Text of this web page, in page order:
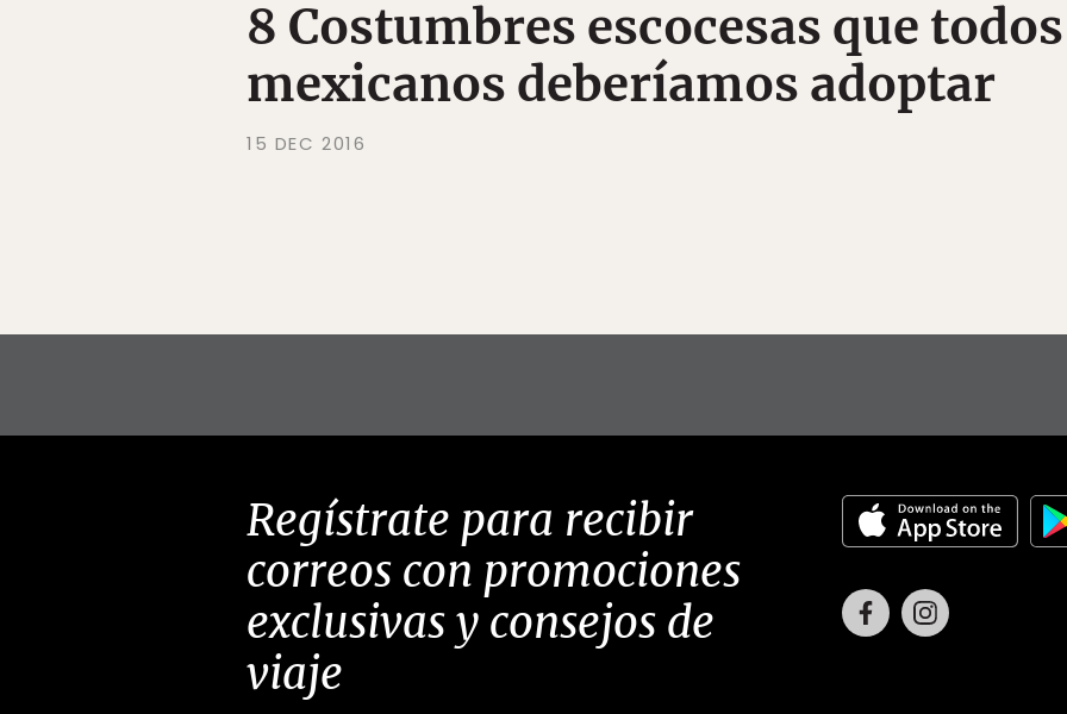
8 Costumbres escocesas que
mexicanos deberíamos adoptar
15 DEC 2016
Regístrate para recibir
correos con promociones
exclusivas y consejos de
viaje
Facebook